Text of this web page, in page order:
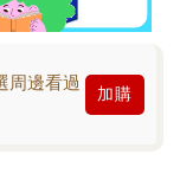
周邊看過
加購